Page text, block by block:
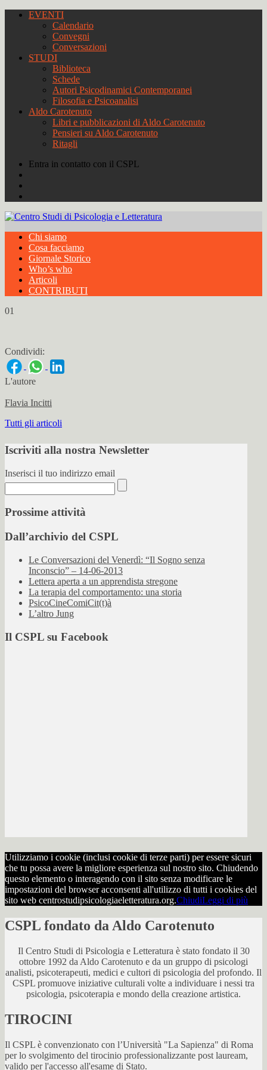
EVENTI
Calendario
Convegni
Conversazioni
STUDI
Biblioteca
Schede
Autori Psicodinamici Contemporanei
Filosofia e Psicoanalisi
Aldo Carotenuto
Libri e pubblicazioni di Aldo Carotenuto
Pensieri su Aldo Carotenuto
Ritagli
Entra in contatto con il CSPL
Chi siamo
Cosa facciamo
Giornale Storico
Who’s who
Articoli
CONTRIBUTI
01
Condividi:
L'autore
Flavia Incitti
Tutti gli articoli
Iscriviti alla nostra Newsletter
Inserisci il tuo indirizzo email
Prossime attività
Dall’archivio del CSPL
Le Conversazioni del Venerdì: “Il Sogno senza
Inconscio” – 14-06-2013
Lettera aperta a un apprendista stregone
La terapia del comportamento: una storia
PsicoCineComiCit(t)à
L’altro Jung
Il CSPL su Facebook
Utilizziamo i cookie (inclusi cookie di terze parti) per essere sicuri
che tu possa avere la migliore esperienza sul nostro sito. Chiudendo
questo elemento o interagendo con il sito senza modificare le
impostazioni del browser acconsenti all'utilizzo di tutti i cookies del
sito web centrostudipsicologiaeletteratura.org.ChiudiLeggi di più
CSPL fondato da Aldo Carotenuto
Il Centro Studi di Psicologia e Letteratura è stato fondato il 30
ottobre 1992 da Aldo Carotenuto e da un gruppo di psicologi
analisti, psicoterapeuti, medici e cultori di psicologia del profondo. Il
CSPL promuove iniziative culturali volte a individuare i nessi tra
psicologia, psicoterapia e mondo della creazione artistica.
TIROCINI
Il CSPL è convenzionato con l’Università "La Sapienza" di Roma
per lo svolgimento del tirocinio professionalizzante post lauream,
valido per l'accesso all'esame di Stato.